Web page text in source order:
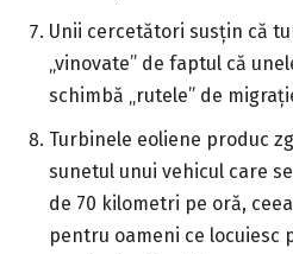
Unii cercetători susțin că
„vinovate” de faptul că
schimbă „rutele” de
Turbinele eoliene produc
sunetul unui vehicul care
de 70 kilometri pe oră,
pentru oameni ce locuiesc